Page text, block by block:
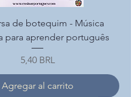
de botequim - Música
para aprender português
Precio
5,40 BRL
Agregar al carrito